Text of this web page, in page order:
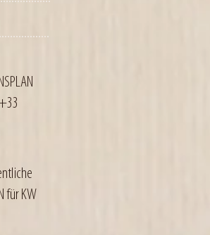
für KW